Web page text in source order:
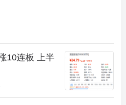
西厨设计。
后台回复【宝山】获取
10连板 上半